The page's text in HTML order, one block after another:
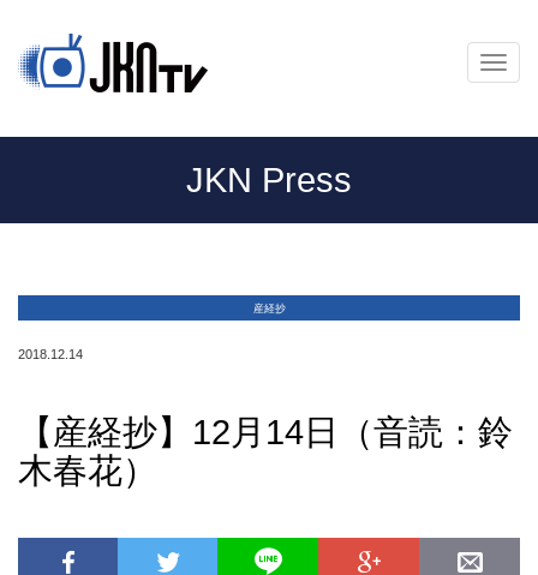
メ
ニ
ー
JKN Press
産経抄
2018.12.14
【産経抄】12月14日（音読：鈴
木春花）